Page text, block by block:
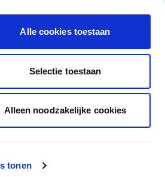
tonen
Alle cookies toestaan
Selectie toestaan
Alleen noodzakelijke cookies
category
category
Word klant